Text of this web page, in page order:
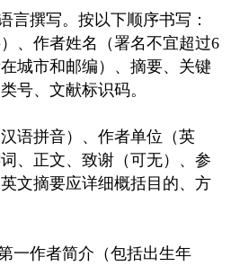
言撰写。按以下顺序书写：
、作者姓名（署名不宜超过6
城市和邮编）、摘要、关键
号、文献标识码。
语拼音）、作者单位（英
、正文、致谢（可无）、参
文摘要应详细概括目的、方
一作者简介（包括出生年